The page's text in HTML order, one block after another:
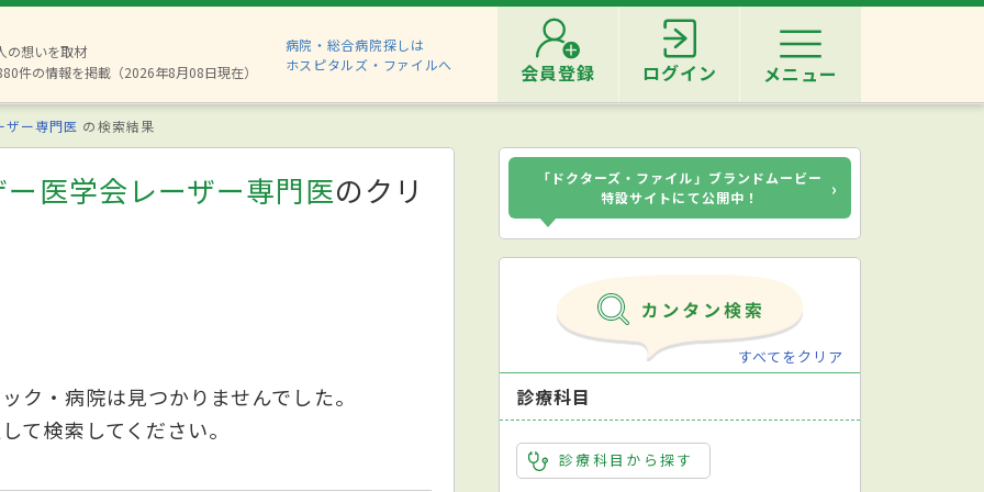
の想いを取材
件の情報を掲載（2026年8月08日現在）
病院・総合病院探しは
ホスピタルズ・ファイルへ
会員登録 ログイン メニュー
ザー専門医 の検索結果
医学会レーザー専門医のクリ
ク・病院は見つかりませんでした。
て検索してください。
「ドクターズ・ファイル」ブランドムービー
特設サイトにて公開中！
›
すべてをクリア
診療科目
診療科目から探す